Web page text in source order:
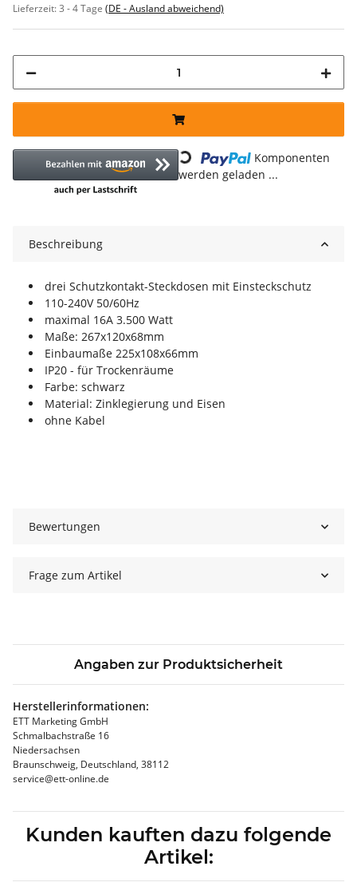
Lieferzeit:3 - 4 Tage (DE - Ausland abweichend)
Loading...
Komponenten
werden geladen ...
Beschreibung
drei Schutzkontakt-Steckdosen mit Einsteckschutz
110-240V 50/60Hz
maximal 16A 3.500 Watt
Maße: 267x120x68mm
Einbaumaße 225x108x66mm
IP20 - für Trockenräume
Farbe: schwarz
Material: Zinklegierung und Eisen
ohne Kabel
Bewertungen
Frage zum Artikel
Angaben zur Produktsicherheit
Herstellerinformationen:
ETT Marketing GmbH
Schmalbachstraße 16
Niedersachsen
Braunschweig, Deutschland, 38112
service@ett-online.de
Kunden kauften dazu folgende
Artikel: